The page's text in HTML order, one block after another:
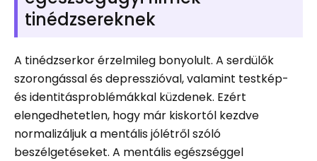
tinédzsereknek
A tinédzserkor érzelmileg bonyolult. A serdülők
szorongással és depresszióval, valamint testkép-
és identitásproblémákkal küzdenek. Ezért
elengedhetetlen, hogy már kiskortól kezdve
normalizáljuk a mentális jólétről szóló
beszélgetéseket. A mentális egészséggel